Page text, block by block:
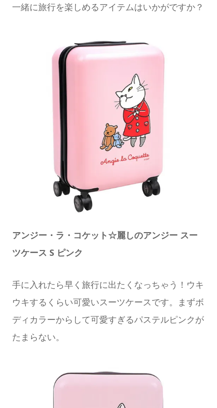
一緒に旅行を楽しめるアイテムはいかがですか？
アンジー・ラ・コケット☆麗しのアンジー スー
ツケース S ピンク
手に入れたら早く旅行に出たくなっちゃう！ウキ
ウキするくらい可愛いスーツケースです。まずボ
ディカラーからして可愛すぎるパステルピンクが
たまらない。